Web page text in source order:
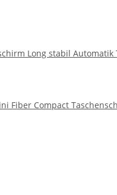
Long stabil Automatik